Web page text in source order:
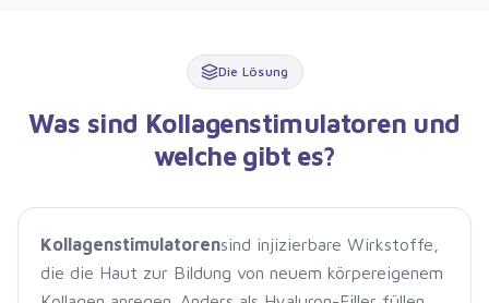
Die Lösung
Was sind Kollagenstimulatoren und
welche gibt es?
Kollagenstimulatorensind injizierbare Wirkstoffe,
die die Haut zur Bildung von neuem körpereigenem